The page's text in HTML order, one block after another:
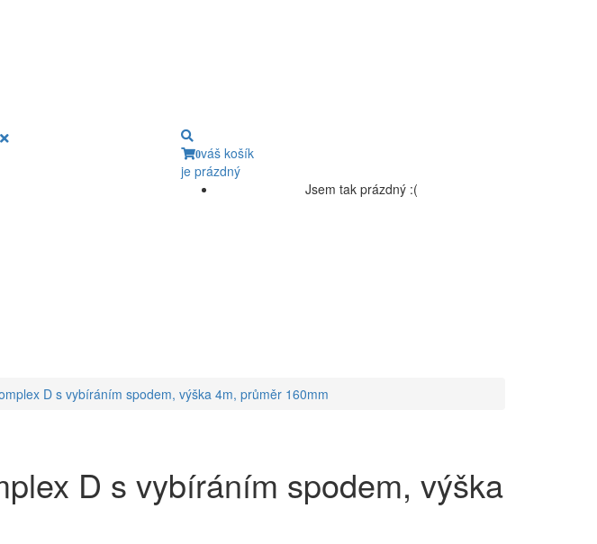
0váš košík
je prázdný
Jsem tak prázdný :(
D s vybíráním spodem, výška 4m, průměr 160mm
D s vybíráním spodem, výška